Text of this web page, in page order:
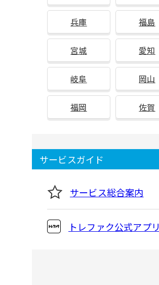
兵庫 福島
宮城 愛知
岐阜 岡山
福岡 佐賀
サービスガイド
サービス総合案内
トレファク公式アプリ